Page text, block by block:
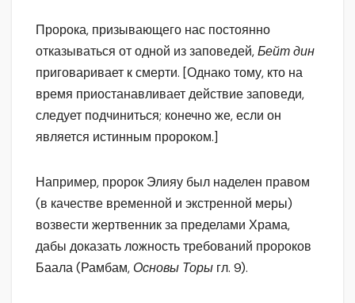
Пророка, призывающего нас постоянно
отказываться от одной из заповедей,Бейт дин
приговаривает к смерти. [Однако тому, кто на
время приостанавливает действие заповеди,
следует подчиниться; конечно же, если он
является истинным пророком.]
Например, пророк Элияу был наделен правом
(в качестве временной и экстренной меры)
возвести жертвенник за пределами Храма,
дабы доказать ложность требований пророков
Баала (Рамбам, Основы Торы гл. 9).